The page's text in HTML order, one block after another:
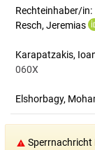
Rechteinhaber/in:
Resch, Jeremias
Karapatzakis,
060X
Elshorbagy,
Sperrnachricht